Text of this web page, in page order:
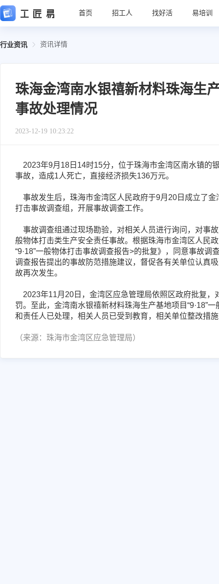
首页 招工人 找好活 易培训
行业资讯 资讯详情
珠海金湾南水银禧新材料珠海生
事故处理情况
2023-12-19 10:23:22
事故，造成1人死亡，直接经济损失136万元。
打击事故调查组，开展事故调查工作。
般物体打击类生产安全责任事故。根据珠海市金湾区人民
“9·18”一般物体打击事故调查报告>的批复》，同意事故
调查报告提出的事故防范措施建议，督促各有关单位认真
故再次发生。
罚。至此，金湾南水银禧新材料珠海生产基地项目“9·18”
和责任人已处理，相关人员已受到教育，相关单位整改措
（来源：珠海市金湾区应急管理局）